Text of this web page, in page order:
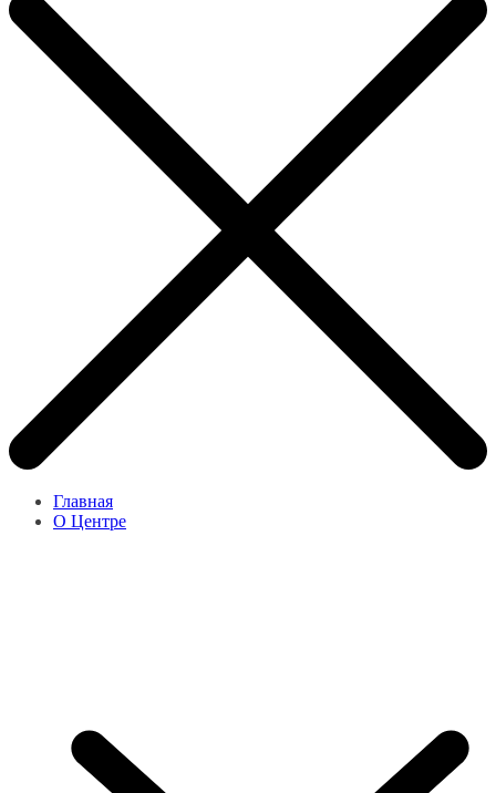
Главная
О Центре